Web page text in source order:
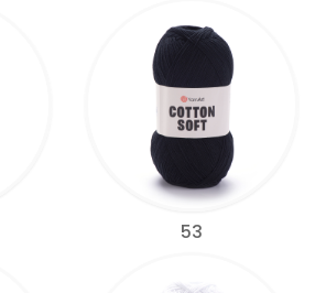
53